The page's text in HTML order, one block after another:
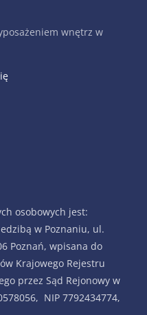
wnętrz w
osobowych jest:
w Poznaniu, ul.
Poznań, wpisana do
Krajowego Rejestru
przez Sąd Rejonowy w
NIP 7792434774,